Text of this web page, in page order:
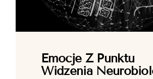
Emocje Z Punktu
Widzenia